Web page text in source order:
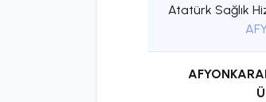
Atatürk Sağlık